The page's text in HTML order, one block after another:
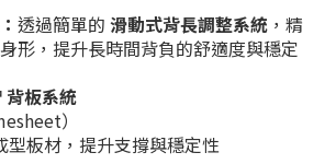
透過簡單的 滑動式背長調整系統 ，精
形，提升長時間背負的舒適度與穩定
板系統
）
型板材，提升支撐與穩定性